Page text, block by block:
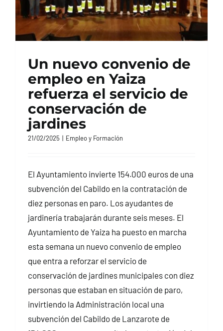
Un nuevo convenio de
empleo en Yaiza
refuerza el servicio de
conservación de
jardines
21/02/2025 | Empleo y Formación
El Ayuntamiento invierte 154.000 euros de una
subvención del Cabildo en la contratación de
diez personas en paro. Los ayudantes de
jardinería trabajarán durante seis meses. El
Ayuntamiento de Yaiza ha puesto en marcha
esta semana un nuevo convenio de empleo
que entra a reforzar el servicio de
conservación de jardines municipales con diez
personas que estaban en situación de paro,
invirtiendo la Administración local una
subvención del Cabildo de Lanzarote de